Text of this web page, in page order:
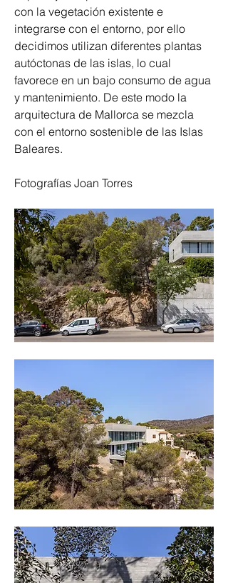
con la vegetación existente e
integrarse con el entorno, por ello
decidimos utilizan diferentes plantas
autóctonas de las islas, lo cual
favorece en un bajo consumo de agua
y mantenimiento. De este modo la
arquitectura de Mallorca se mezcla
con el entorno sostenible de las Islas
Baleares.
Fotografías Joan Torres